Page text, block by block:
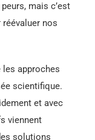
mais c’est
nos
les approches
scientifique.
et avec
viennent
solutions